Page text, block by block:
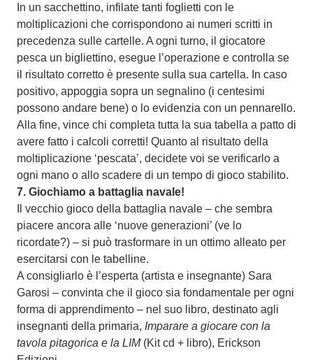
In un sacchettino, infilate tanti foglietti con le
moltiplicazioni che corrispondono ai numeri scritti in
precedenza sulle cartelle. A ogni turno, il giocatore
pesca un bigliettino, esegue l’operazione e controlla se
il risultato corretto è presente sulla sua cartella. In caso
positivo, appoggia sopra un segnalino (i centesimi
possono andare bene) o lo evidenzia con un pennarello.
Alla fine, vince chi completa tutta la sua tabella a patto di
avere fatto i calcoli corretti! Quanto al risultato della
moltiplicazione ‘pescata’, decidete voi se verificarlo a
ogni mano o allo scadere di un tempo di gioco stabilito.
7. Giochiamo a battaglia navale!
Il vecchio gioco della battaglia navale – che sembra
piacere ancora alle ‘nuove generazioni’ (ve lo
ricordate?) – si può trasformare in un ottimo alleato per
esercitarsi con le tabelline.
A consigliarlo è l’esperta (artista e insegnante) Sara
Garosi – convinta che il gioco sia fondamentale per ogni
forma di apprendimento – nel suo libro, destinato agli
insegnanti della primaria, Imparare a giocare con la
tavola pitagorica e la LIM(Kit cd + libro), Erickson